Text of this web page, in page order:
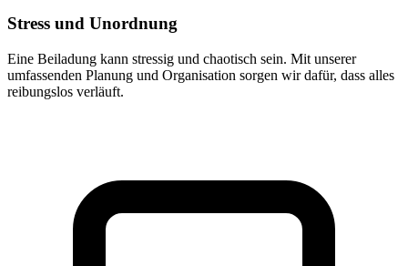
Stress und Unordnung
Eine Beiladung kann stressig und chaotisch sein. Mit unserer
umfassenden Planung und Organisation sorgen wir dafür, dass alles
reibungslos verläuft.